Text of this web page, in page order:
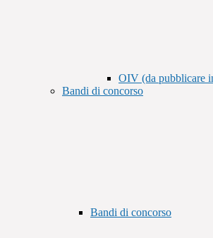
OIV (da pubblicare
Bandi di concorso
Bandi di concorso